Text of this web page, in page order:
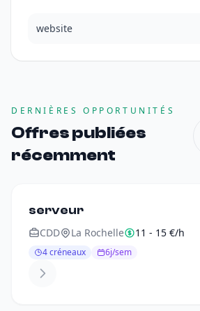
website
DERNIÈRES OPPORTUNITÉS
Offres publiées
récemment
serveur
CDD La Rochelle 11 - 15 €/h
4 créneaux 6j/sem